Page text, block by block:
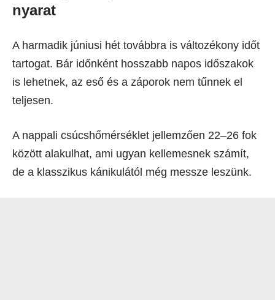
nyarat
A harmadik júniusi hét továbbra is változékony időt
tartogat. Bár időnként hosszabb napos időszakok
is lehetnek, az eső és a záporok nem tűnnek el
teljesen.
A nappali csúcshőmérséklet jellemzően 22–26 fok
között alakulhat, ami ugyan kellemesnek számít,
de a klasszikus kánikulától még messze leszünk.